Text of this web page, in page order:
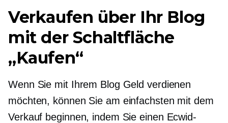
Verkaufen über Ihr Blog
mit der Schaltfläche
„Kaufen“
Wenn Sie mit Ihrem Blog Geld verdienen
möchten, können Sie am einfachsten mit dem
Verkauf beginnen, indem Sie einen Ecwid-